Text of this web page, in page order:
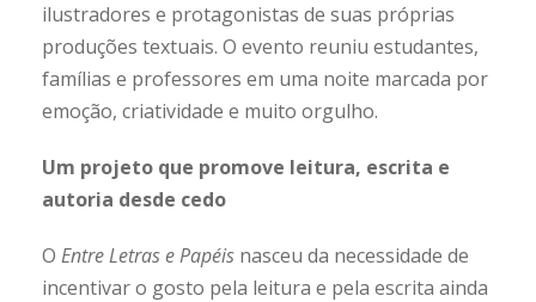
ilustradores e protagonistas de suas próprias
produções textuais. O evento reuniu estudantes,
famílias e professores em uma noite marcada por
emoção, criatividade e muito orgulho.
Um projeto que promove leitura, escrita e
autoria desde cedo
O Entre Letras e Papéis nasceu da necessidade de
incentivar o gosto pela leitura e pela escrita ainda